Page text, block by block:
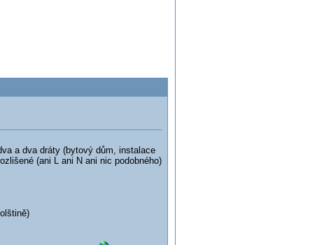
a dva dráty (bytový dům, instalace
(ani L ani N ani nic podobného)